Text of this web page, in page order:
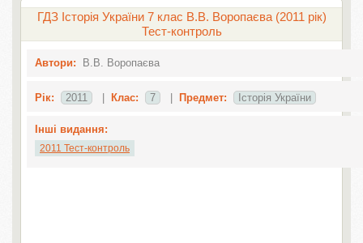
ГДЗ Історія України 7 клас В.В. Воропаєва (2011 рік)
Тест-контроль
Автори: В.В. Воропаєва
Рік: 2011 Клас: 7 Предмет: Історія України
Інші видання:
2011 Тест-контроль